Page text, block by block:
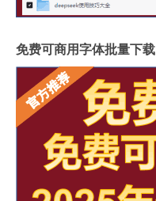
免费可商用字体批量下载